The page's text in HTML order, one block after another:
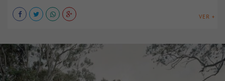
VER +